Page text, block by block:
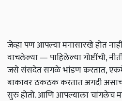
जेव्हा पण आपल्या मनासारखे होत नाही
वाचलेल्या — पाहिलेल्या गोष्टींची,
जसे संसदेत सगळे भांडण करतात,
बाकावर ठकठक करतात अगदी
सुरु होतो. आणि आपल्याला चांगलेच